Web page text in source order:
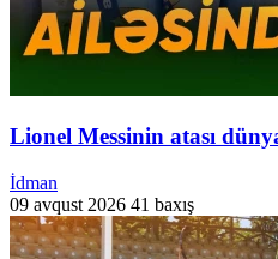
Lionel Messinin atası
İdman
09 avqust 2026 41 baxış